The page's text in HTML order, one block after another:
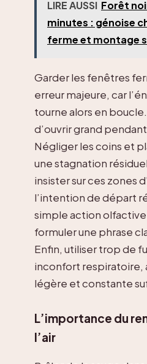
LIRE AUSSI Forêt
minutes : génoise
ferme et montage
Garder les fenêtres
erreur majeure, car
tourne alors en
d’ouvrir grand
Négliger les coins et
une stagnation
insister sur ces zones
l’intention de départ
simple action
formuler une phrase
Enfin, utiliser trop de
inconfort respiratoire,
légère et constante
L’importance du
l’air